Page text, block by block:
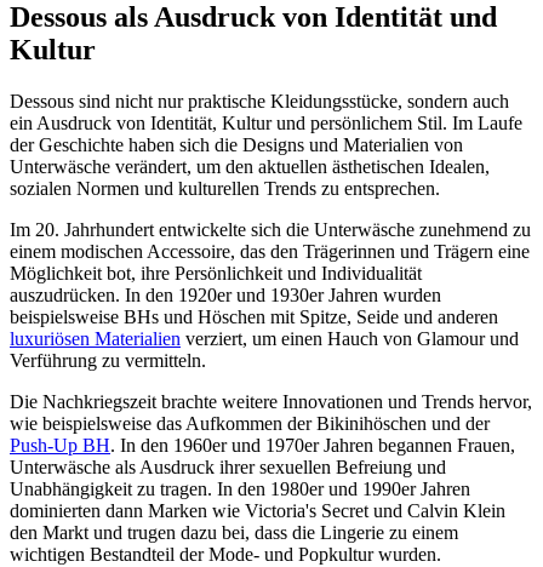
Dessous als Ausdruck von Identität und
Kultur
Dessous sind nicht nur praktische Kleidungsstücke, sondern auch
ein Ausdruck von Identität, Kultur und persönlichem Stil. Im Laufe
der Geschichte haben sich die Designs und Materialien von
Unterwäsche verändert, um den aktuellen ästhetischen Idealen,
sozialen Normen und kulturellen Trends zu entsprechen.
Im 20. Jahrhundert entwickelte sich die Unterwäsche zunehmend zu
einem modischen Accessoire, das den Trägerinnen und Trägern eine
Möglichkeit bot, ihre Persönlichkeit und Individualität
auszudrücken. In den 1920er und 1930er Jahren wurden
beispielsweise BHs und Höschen mit Spitze, Seide und anderen
luxuriösen Materialien verziert, um einen Hauch von Glamour und
Verführung zu vermitteln.
Die Nachkriegszeit brachte weitere Innovationen und Trends hervor,
wie beispielsweise das Aufkommen der Bikinihöschen und der
Push-Up BH. In den 1960er und 1970er Jahren begannen Frauen,
Unterwäsche als Ausdruck ihrer sexuellen Befreiung und
Unabhängigkeit zu tragen. In den 1980er und 1990er Jahren
dominierten dann Marken wie Victoria's Secret und Calvin Klein
den Markt und trugen dazu bei, dass die Lingerie zu einem
wichtigen Bestandteil der Mode- und Popkultur wurden.